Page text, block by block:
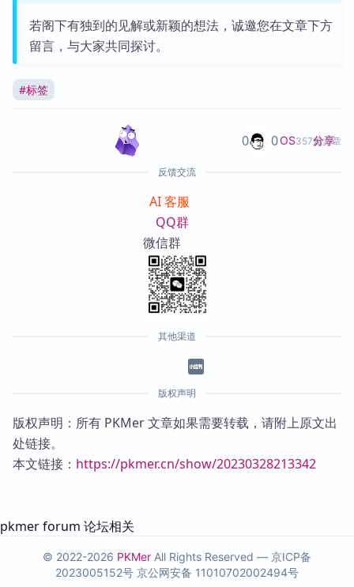
若阁下有独到的见解或新颖的想法，诚邀您在文章下方
留言，与大家共同探讨。
#标签
OS357篇文章
0 0 分享
反馈交流
AI 客服
QQ群
微信群
其他渠道
版权声明
版权声明：所有 PKMer 文章如果需要转载，请附上原文出
处链接。
本文链接： https://pkmer.cn/show/20230328213342
pkmer forum 论坛相关
© 2022-2026 PKMer All Rights Reserved — 京ICP备
2023005152号 京公网安备 11010702002494号